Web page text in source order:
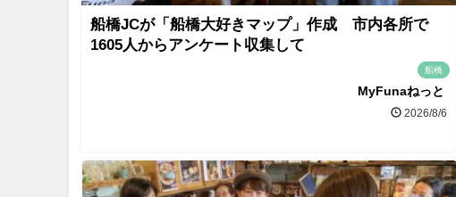
船橋JCが「船橋大好きマップ」作成 市内各所で
1605人からアンケート収集して
船橋
MyFunaねっと
2026/8/6